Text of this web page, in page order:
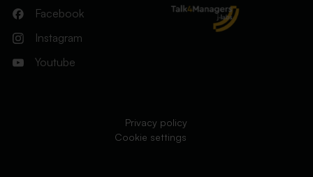
Facebook
Instagram
Youtube
Privacy policy
Cookie settings